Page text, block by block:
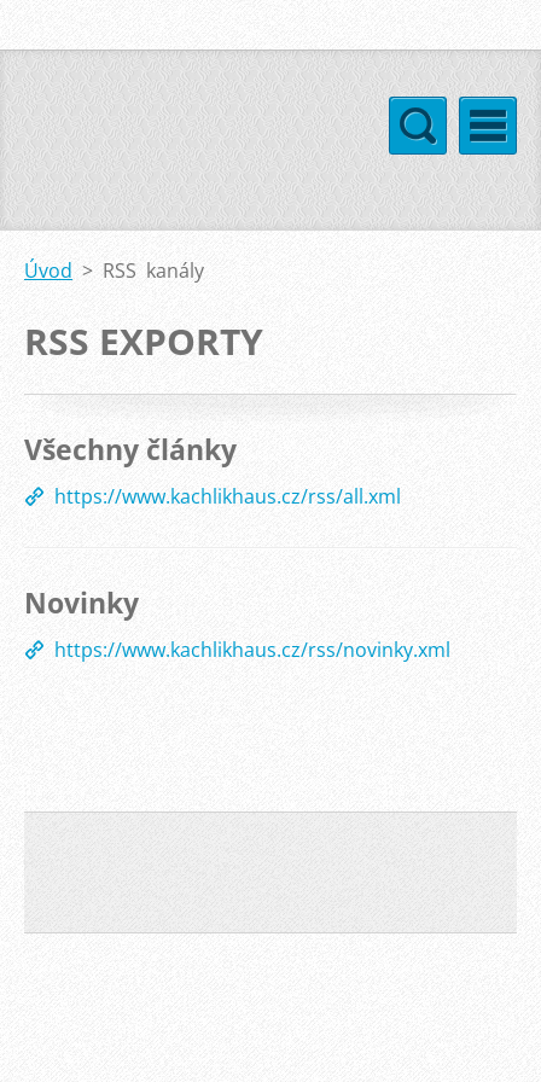
Úvod > RSS kanály
RSS EXPORTY
Všechny články
https://www.kachlikhaus.cz/rss/all.xml
Novinky
https://www.kachlikhaus.cz/rss/novinky.xml